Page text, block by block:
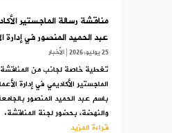
مناقشة رسالة الماجستير
عبد الحميد المنصور في إدارة
25 يوليو,2026 |الأخبار
تغطية خاصة لجانب من المناقشة
الماجستير الأكاديمي في إدارة
باسم عبد الحميد المنصور
والنهضة، بحضور لجنة المناقشة.
قراءة المزيد